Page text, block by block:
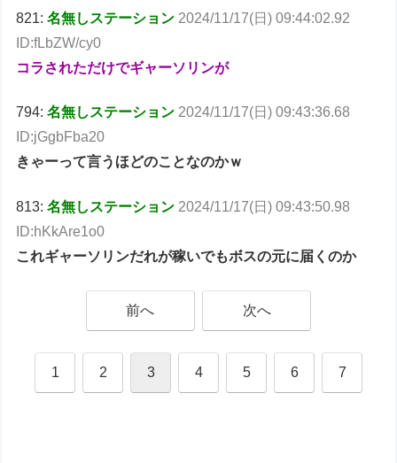
821:名無しステーション 2024/11/17(日) 09:44:02.92
ID:fLbZW/cy0
コラされただけでギャーソリンが
794:名無しステーション 2024/11/17(日) 09:43:36.68
ID:jGgbFba20
きゃーって言うほどのことなのかｗ
813:名無しステーション 2024/11/17(日) 09:43:50.98
ID:hKkAre1o0
これギャーソリンだれが稼いでもボスの元に届くのか
前へ 次へ
1 2 3 4 5 6 7